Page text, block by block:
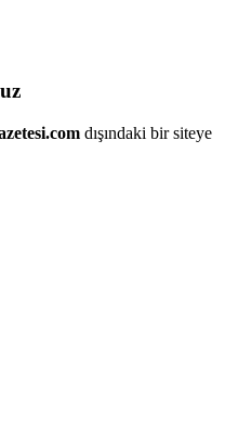
dışındaki bir siteye